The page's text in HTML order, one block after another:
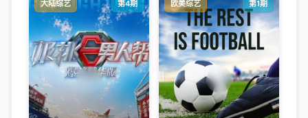
大陆综艺 第4期 欧美综艺 第1期